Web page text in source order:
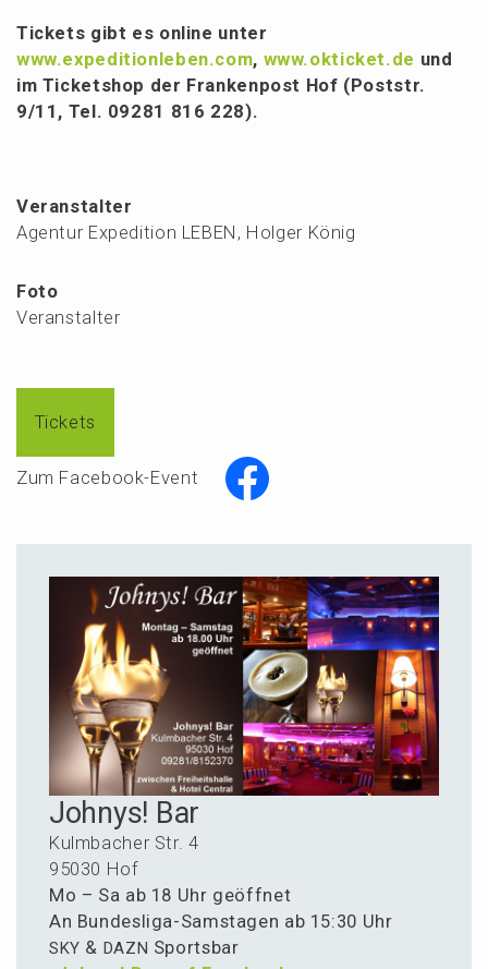
Tickets gibt es online unter
www.expeditionleben.com, www.okticket.de und
im Ticket­shop der Franken­post Hof (Poststr.
9/11, Tel. 09281 816 228).
Veranstalter
Agentur Expedition LEBEN, Holger König
Foto
Veranstalter
Tickets
Zum Facebook-Event
Johnys! Bar
Kulmba­cher Str. 4
95030 Hof
Mo – Sa ab 18 Uhr geöffnet
An Bundes­li­ga-Samsta­gen ab 15:30 Uhr
SKY & DAZN Sportsbar